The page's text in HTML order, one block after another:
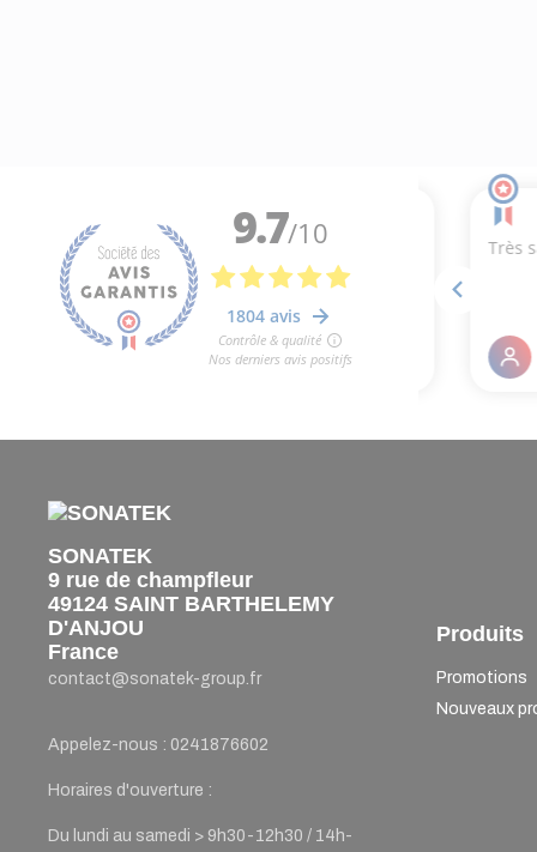
SONATEK
9 rue de champfleur
49124 SAINT BARTHELEMY
D'ANJOU
France
contact@sonatek-group.fr
Appelez-nous : 0241876602
Horaires d'ouverture :
Du lundi au samedi > 9h30-12h30 / 14h-
Produits
Promotions
Nouveaux